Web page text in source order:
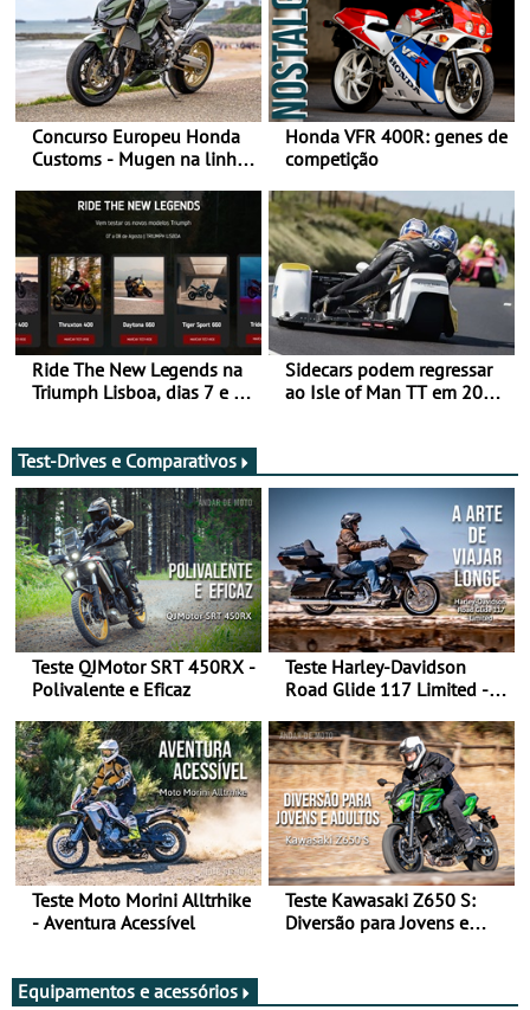
Concurso Europeu Honda
Customs - Mugen na linha
ganhar
Honda VFR 400R: genes de
competição
Ride The New Legends na
Triumph Lisboa, dias 7 e 8
Sidecars podem regressar
ao Isle of Man TT em 2027
Test-Drives e Comparativos
Teste QJMotor SRT 450RX -
Polivalente e Eficaz
Teste Harley-Davidson
Road Glide 117 Limited - A
Teste Moto Morini Alltrhike
- Aventura Acessível
Teste Kawasaki Z650 S:
Diversão para Jovens e
Equipamentos e acessórios